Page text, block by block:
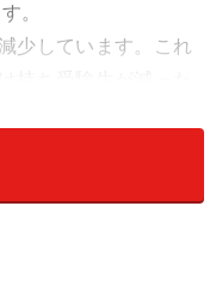
。
少しています。これ
ただ女子学院だけは